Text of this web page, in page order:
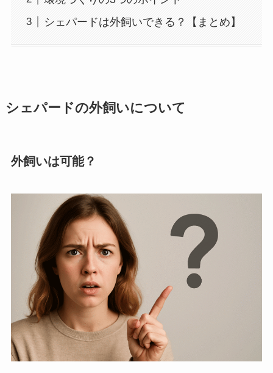
シェパードは外飼いできる？【まとめ】
シェパードの外飼いについて
外飼いは可能？